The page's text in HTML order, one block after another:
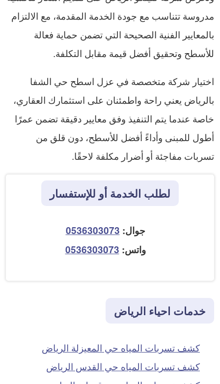
مدروسة تتناسب مع جودة الخدمة المقدمة، مع الالتزام
بالمعايير الفنية الصحيحة التي تضمن حماية فعالة
للأسطح وتحقيق أفضل قيمة مقابل التكلفة.
اختيار شركة متخصصة في عزل اسطح حي الشفا
بالرياض يعني راحة واطمئنان على استثمارك العقاري،
خاصة عندما يتم التنفيذ وفق معايير دقيقة تضمن عمرًا
أطول للمبنى وأداءً أفضل للأسطح، دون قلق من
تسربات مفاجئة أو أضرار مكلفة لاحقًا.
لطلب الخدمة أو للإستفسار
جوال: 0536303073
واتس: 0536303073
خدمات احياء الرياض
كشف تسربات المياه حي المعيزلة الرياض
كشف تسربات المياه حي القدس الرياض